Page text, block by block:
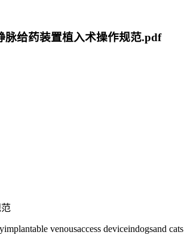
给药装置植入术操作规范.pdf
venousaccess deviceindogsand cats